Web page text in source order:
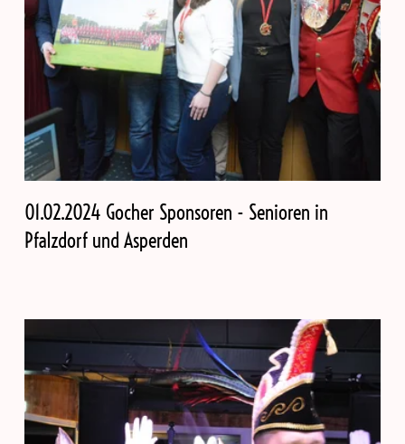
01.02.2024 Gocher Sponsoren - Senioren in
Pfalzdorf und Asperden